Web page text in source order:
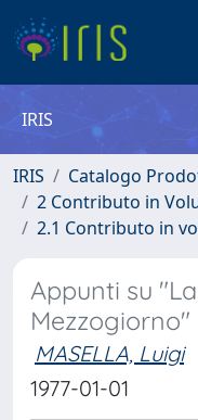
IRIS
IRIS
Catalogo
2 Contributo in
2.1 Contributo in
Appunti su
Mezzogiorno"
MASELLA, Luigi
1977-01-01